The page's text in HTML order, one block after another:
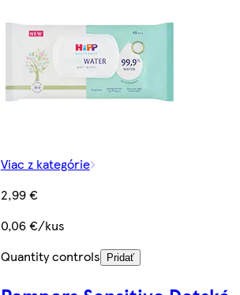
Viac z kategórie
2,99 €
0,06 €/kus
Quantity controls
Pridať